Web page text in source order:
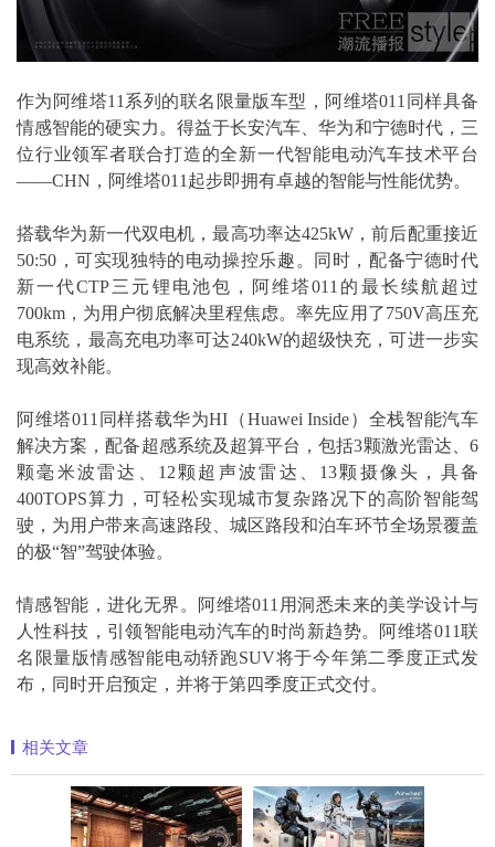
作为阿维塔11系列的联名限量版车型，阿维塔011同样具备
情感智能的硬实力。得益于长安汽车、华为和宁德时代，三
位行业领军者联合打造的全新一代智能电动汽车技术平台
——CHN，阿维塔011起步即拥有卓越的智能与性能优势。
搭载华为新一代双电机，最高功率达425kW，前后配重接近
50:50，可实现独特的电动操控乐趣。同时，配备宁德时代
新一代CTP三元锂电池包，阿维塔011的最长续航超过
700km，为用户彻底解决里程焦虑。率先应用了750V高压充
电系统，最高充电功率可达240kW的超级快充，可进一步实
现高效补能。
阿维塔011同样搭载华为HI（Huawei Inside）全栈智能汽车
解决方案，配备超感系统及超算平台，包括3颗激光雷达、6
颗毫米波雷达、12颗超声波雷达、13颗摄像头，具备
400TOPS算力，可轻松实现城市复杂路况下的高阶智能驾
驶，为用户带来高速路段、城区路段和泊车环节全场景覆盖
的极“智”驾驶体验。
情感智能，进化无界。阿维塔011用洞悉未来的美学设计与
人性科技，引领智能电动汽车的时尚新趋势。阿维塔011联
名限量版情感智能电动轿跑SUV将于今年第二季度正式发
布，同时开启预定，并将于第四季度正式交付。
相关文章